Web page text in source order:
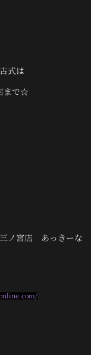
式は
まで☆
ノ宮店 あっきーな